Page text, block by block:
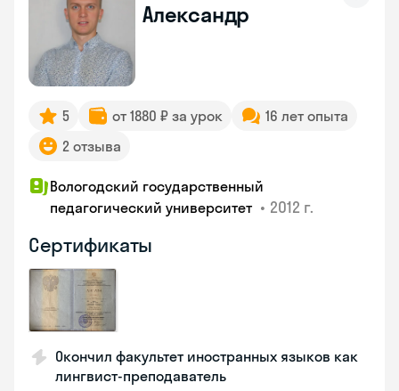
Александр
5 от 1880 ₽ за урок
16 лет опыта
2 отзыва
Вологодский государственный
педагогический университет • 2012 г.
Сертификаты
Окончил факультет иностранных языков как
лингвист-преподаватель